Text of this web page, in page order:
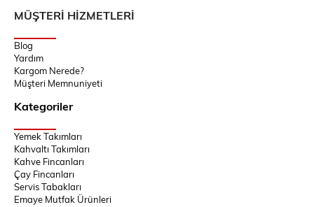
MÜŞTERİ HİZMETLERİ
Blog
Yardım
Kargom Nerede?
Müşteri Memnuniyeti
Kategoriler
Yemek Takımları
Kahvaltı Takımları
Kahve Fincanları
Çay Fincanları
Servis Tabakları
Emaye Mutfak Ürünleri